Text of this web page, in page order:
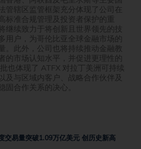
管辖区监管框架充分体现了公司在
标准合规管理及投资者保护的重
继续致力于将创新且世界领先的技
用户，为哥伦比亚全球金融市场的
。此外，公司也将持续推动金融教
的市场认知水平，并促进更理性的
也体现了 ATFX 对拉丁美洲可持续
及与区域内客户、战略合作伙伴及
固合作关系的决心。
交易量突破1.09万亿美元 创历史新高